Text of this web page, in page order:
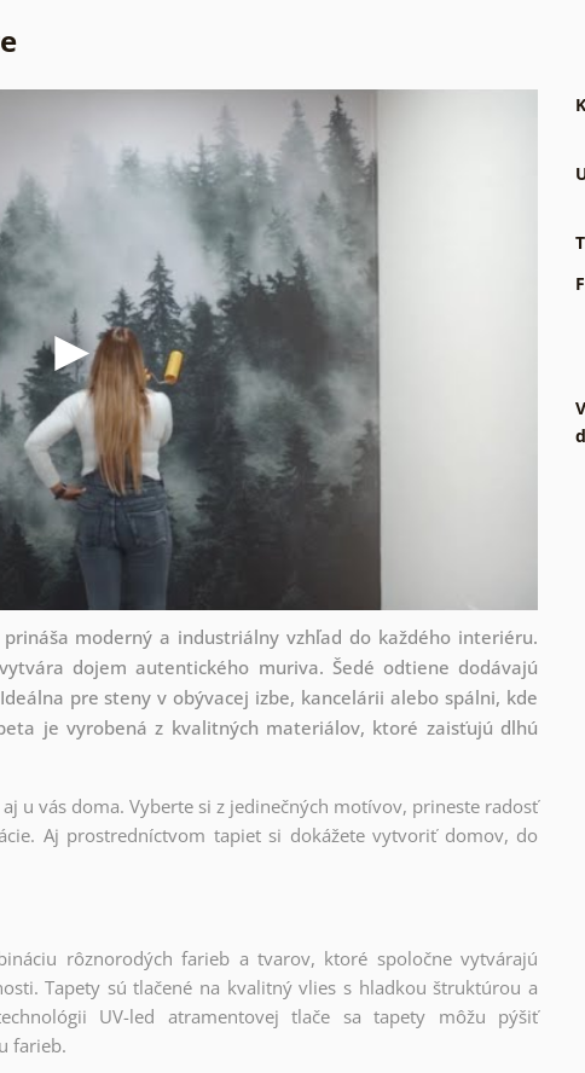
moderný a industriálny vzhľad do každého interiéru.
dojem autentického muriva. Šedé odtiene dodávajú
pre steny v obývacej izbe, kancelárii alebo spálni, kde
je vyrobená z kvalitných materiálov, ktoré zaisťujú dlhú
u vás doma. Vyberte si z jedinečných motívov, prineste radosť
Aj prostredníctvom tapiet si dokážete vytvoriť domov, do
rôznorodých farieb a tvarov, ktoré spoločne vytvárajú
Tapety sú tlačené na kvalitný vlies s hladkou štruktúrou a
UV-led atramentovej tlače sa tapety môžu pýšiť
farieb.